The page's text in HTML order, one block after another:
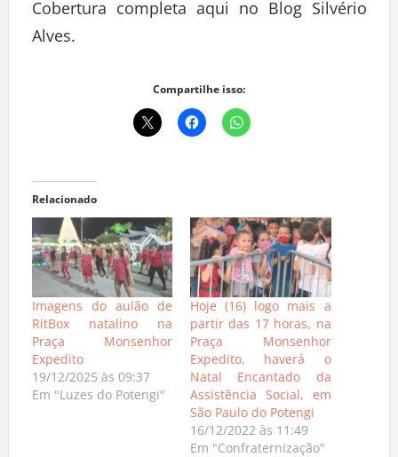
Cobertura completa aqui no Blog Silvério
Alves.
Compartilhe isso:
Relacionado
Imagens do aulão de
RitBox natalino na
Praça Monsenhor
Expedito
19/12/2025 às 09:37
Em "Luzes do Potengi"
Hoje (16) logo mais a
partir das 17 horas, na
Praça Monsenhor
Expedito, haverá o
Natal Encantado da
Assistência Social, em
São Paulo do Potengi
16/12/2022 às 11:49
Em "Confraternização"